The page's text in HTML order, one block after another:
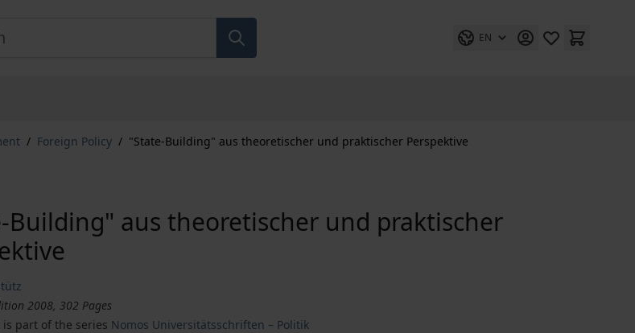
EN
/ Foreign Policy / "State-Building" aus theoretischer und praktischer Perspektive
Building" aus theoretischer und praktischer
2008, 302 Pages
part of the series Nomos Universitätsschriften – Politik